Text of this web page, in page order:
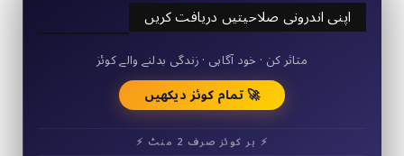
اپنی اندرونی صلاحیتیں دریافت کریں
50+ مختصر کوئز
متاثر کن · خود آگاہی · زندگی بدلنے والے کوئز
🚀 تمام کوئز دیکھیں
⚡ ہر کوئز صرف 2 منٹ ⚡